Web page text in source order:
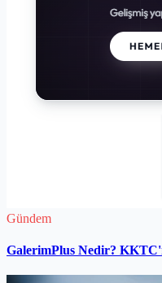
Gündem
GalerimPlus Nedir?